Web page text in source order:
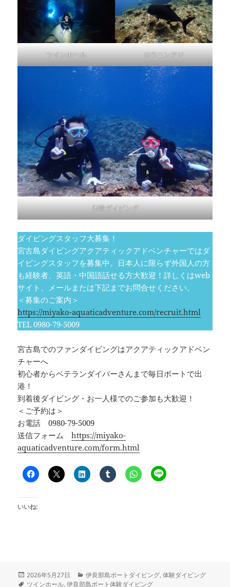
ツインホール ロウニンアジ
体験ダイビング
ダイビングスタッフ大募集！
宮古島ダイビングアクアティックアドベンチャーではダ
イビングスタッフを募集中。日本人に限らず外国人の方
も経験者、英語・中国語話せる方大歓迎！詳しくはweb
サイト、メールまたは下記までお問合せください。
＜募集のご案内＞
https://miyako-aquaticadventure.com/recruit.html
TEL 0980-79-5009
宮古島でのファンダイビングはアクアティックアドベン
チャーへ
初心者からベテランダイバーさんまで毎日ボートで出
港！
到着後ダイビング・お一人様でのご参加も大歓迎！
＜ご予約は＞
お電話 0980-79-5009
送信フォームhttps://miyako-
aquaticadventure.com/form.html
いいね:
投
稿
2026年5月27日
カ
テ
伊良部島ボートダイビング,体験ダイビング
タ
ツインホール,伊良部島ボート体験ダイビング